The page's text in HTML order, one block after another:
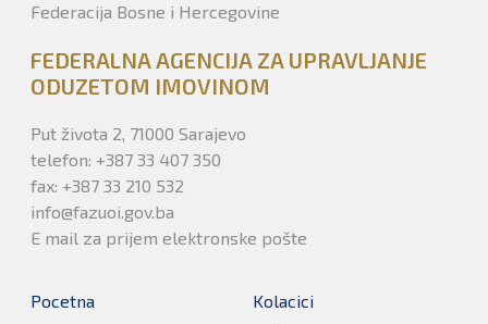
Federacija Bosne i Hercegovine
FEDERALNA AGENCIJA ZA UPRAVLJANJE
ODUZETOM IMOVINOM
Put života 2, 71000 Sarajevo
telefon: +387 33 407 350
fax: +387 33 210 532
info@fazuoi.gov.ba
E mail za prijem elektronske pošte
Pocetna
Kolacici